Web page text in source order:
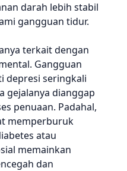
darah lebih stabil
gangguan tidur.
terkait dengan
Gangguan
depresi seringkali
gejalanya dianggap
penuaan. Padahal,
memperburuk
atau
memainkan
dan